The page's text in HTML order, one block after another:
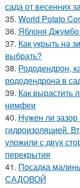
сада от весенних
35. World Potato
36. Яблоня
37. Как укрыть на
выбрать?
38. Рододендрон,
рододендрона в
39. Как вырастить
нимфеи
40. Нужен ли
гидроизоляцией.
уложили с двух
перекрытия
41. Посадка
САДОВОЙ